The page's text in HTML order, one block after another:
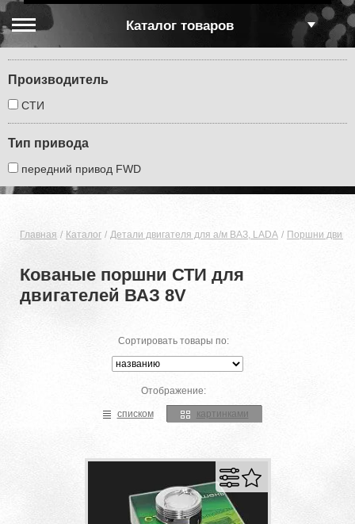
Каталог товаров
Производитель
СТИ
Тип привода
передний привод FWD
Главная Каталог Детали двигателя для а/м ВАЗ, LADA Поршни
Кованые поршни СТИ для
двигателей ВАЗ 8V
Сортировать товары по:
Отображение:
списком картинками